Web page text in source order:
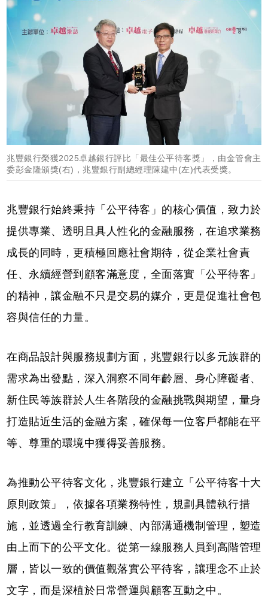
兆豐銀行榮獲2025卓越銀行評比「最佳公平待客獎」，由金管會主
委彭金隆頒獎(右)，兆豐銀行副總經理陳建中(左)代表受獎。
兆豐銀行始終秉持「公平待客」的核心價值，致力於
提供專業、透明且具人性化的金融服務，在追求業務
成長的同時，更積極回應社會期待，從企業社會責
任、永續經營到顧客滿意度，全面落實「公平待客」
的精神，讓金融不只是交易的媒介，更是促進社會包
容與信任的力量。
在商品設計與服務規劃方面，兆豐銀行以多元族群的
需求為出發點，深入洞察不同年齡層、身心障礙者、
新住民等族群於人生各階段的金融挑戰與期望，量身
打造貼近生活的金融方案，確保每一位客戶都能在平
等、尊重的環境中獲得妥善服務。
為推動公平待客文化，兆豐銀行建立「公平待客十大
原則政策」，依據各項業務特性，規劃具體執行措
施，並透過全行教育訓練、內部溝通機制管理，塑造
由上而下的公平文化。從第一線服務人員到高階管理
層，皆以一致的價值觀落實公平待客，讓理念不止於
文字，而是深植於日常營運與顧客互動之中。